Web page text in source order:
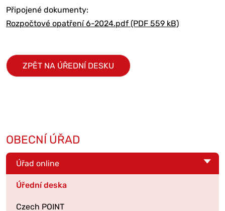
Připojené dokumenty:
Rozpočtové opatření 6-2024.pdf (PDF 559 kB)
ZPĚT NA ÚŘEDNÍ DESKU
OBECNÍ ÚŘAD
Úřad online
Úřední deska
Czech POINT